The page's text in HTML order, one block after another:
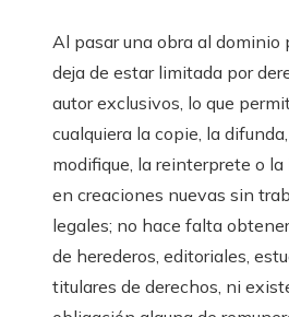
Al pasar una obra al dominio
deja de estar limitada por
autor exclusivos, lo que
cualquiera la copie, la
modifique, la reinterprete o la
en creaciones nuevas sin
legales; no hace falta
de herederos, editoriales,
titulares de derechos, ni